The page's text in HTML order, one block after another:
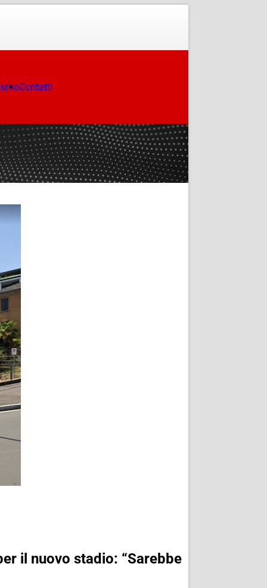
Contatti
il nuovo stadio: “Sarebbe